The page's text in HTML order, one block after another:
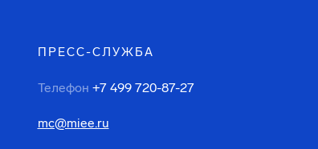
ПРЕСС-СЛУЖБА
Телефон +7 499 720-87-27
mc@miee.ru